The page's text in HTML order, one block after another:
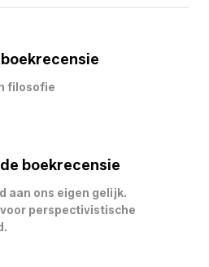
filosofie
boekrecensie
aan ons eigen gelijk.
perspectivistische